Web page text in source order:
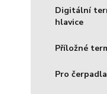
Digitální
hlavice
Příložné
Pro čerpadla